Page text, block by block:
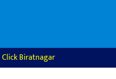
Click Biratnagar